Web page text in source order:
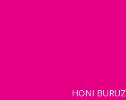
HONI BURUZ